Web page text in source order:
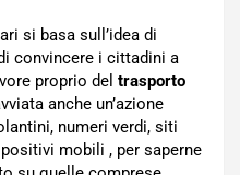
si basa sull’idea di
convincere i cittadini a
proprio del trasporto
anche un’azione
numeri verdi, siti
mobili , per saperne